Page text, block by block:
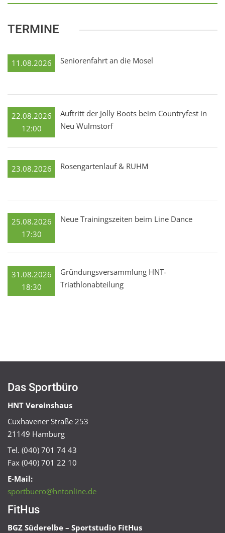
TERMINE
11.08.2026 Seniorenfahrt an die Mosel
22.08.2026
12:00
Auftritt der Jolly Boots beim Countryfest in
Neu Wulmstorf
23.08.2026 Rosengartenlauf & RUHM
25.08.2026
17:30
Neue Trainingszeiten beim Line Dance
31.08.2026
18:30
Gründungsversammlung HNT-
Triathlonabteilung
Das Sportbüro
HNT Vereinshaus
Cuxhavener Straße 253
21149 Hamburg
Tel. (040) 701 74 43
Fax (040) 701 22 10
E-Mail:
sportbuero@hntonline.de
FitHus
BGZ Süderelbe – Sportstudio FitHus